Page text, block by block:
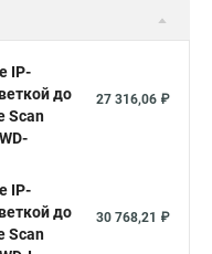
ip камера
Hikvision 2cd1148 i b
Ip видеокамеры
IP-
до
Scan
27 316,06 ₽
IP-
до
Scan
30 768,21 ₽